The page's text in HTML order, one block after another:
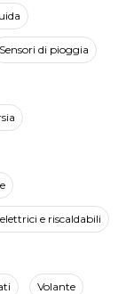
Sensori di pioggia
e riscaldabili
Volante